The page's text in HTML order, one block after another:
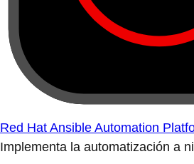
Red Hat Ansible Automation
Implementa la automatización a